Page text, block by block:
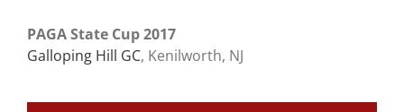
PAGA State Cup 2017
Galloping Hill GC, Kenilworth, NJ